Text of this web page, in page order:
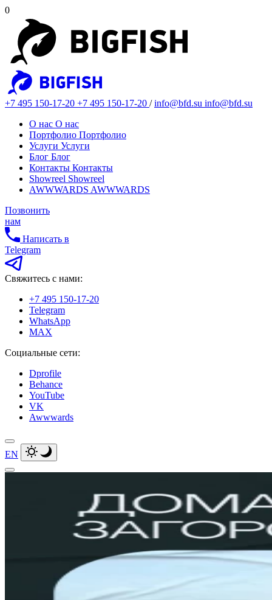
0
+7 495 150-17-20 +7 495 150-17-20 /info@bfd.su info@bfd.su
О нас О нас
Портфолио Портфолио
Услуги Услуги
Блог Блог
Контакты Контакты
Showreel Showreel
AWWWARDS AWWWARDS
Позвонить
нам
Написать в
Telegram
Свяжитесь с нами:
+7 495 150-17-20
Telegram
WhatsApp
MAX
Социальные сети:
Dprofile
Behance
YouTube
VK
Awwwards
EN